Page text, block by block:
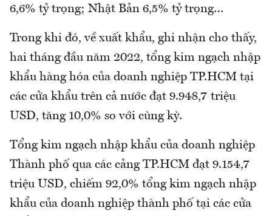
6,6% tỷ trọng; Nhật Bản 6,5% tỷ trọng…
Trong khi đó, về xuất khẩu, ghi nhận cho thấy,
hai tháng đầu năm 2022, tổng kim ngạch nhập
khẩu hàng hóa của doanh nghiệp TP.HCM tại
các cửa khẩu trên cả nước đạt 9.948,7 triệu
USD, tăng 10,0% so với cùng kỳ.
Tổng kim ngạch nhập khẩu của doanh nghiệp
Thành phố qua các cảng TP.HCM đạt 9.154,7
triệu USD, chiếm 92,0% tổng kim ngạch nhập
khẩu của doanh nghiệp thành phố tại các cửa